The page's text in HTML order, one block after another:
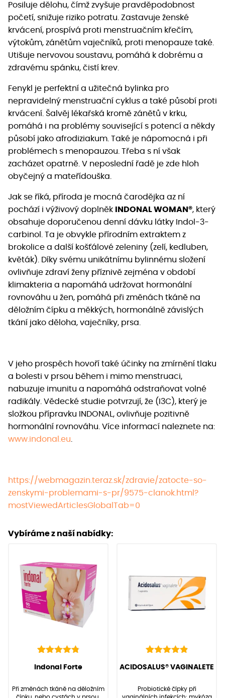
Posiluje dělohu, čímž zvyšuje pravděpodobnost
početí, snižuje riziko potratu. Zastavuje ženské
krvácení, prospívá proti menstruačním křečím,
výtokům, zánětům vaječníků, proti menopauze také.
Utišuje nervovou soustavu, pomáhá k dobrému a
zdravému spánku, čistí krev.
Fenykl je perfektní a užitečná bylinka pro
nepravidelný menstruační cyklus a také působí proti
krvácení. Šalvěj lékařská kromě zánětů v krku,
pomáhá i na problémy související s potencí a někdy
působí jako afrodiziakum. Také je nápomocná i při
problémech s menopauzou. Třeba s ní však
zacházet opatrně. V neposlední řadě je zde hloh
obyčejný a mateřídouška.
Jak se říká, příroda je mocná čarodějka az ní
pochází i výživový doplněk INDONAL WOMAN®, který
obsahuje doporučenou denní dávku látky Indol-3-
carbinol. Ta je obvykle přírodním extraktem z
brokolice a další košťálové zeleniny (zelí, kedluben,
květák). Díky svému unikátnímu bylinnému složení
ovlivňuje zdraví ženy příznivě zejména v období
klimakteria a napomáhá udržovat hormonální
rovnováhu u žen, pomáhá při změnách tkáně na
děložním čípku a měkkých, hormonálně závislých
tkání jako děloha, vaječníky, prsa.
V jeho prospěch hovoří také účinky na zmírnění tlaku
a bolesti v prsou během i mimo menstruaci,
nabuzuje imunitu a napomáhá odstraňovat volné
radikály. Vědecké studie potvrzují, že (I3C), který je
složkou přípravku INDONAL, ovlivňuje pozitivně
hormonální rovnováhu. Více informací naleznete na:
www.indonal.eu
https://webmagazin.teraz.sk/zdravie/zatocte-so-
zenskymi-problemami-s-pr/9575-clanok.html?
mostViewedArticlesGlobalTab=0
Vybíráme z naší nabídky:
4.90
základě
hodnocení
(Hodnocení:136
Indonal Forte
Při změnách tkáně na děložním
4.95
základě
hodnocení
(Hodnocení:22)
ACIDOSALUS® VAGINALETE
Probiotické čípky při